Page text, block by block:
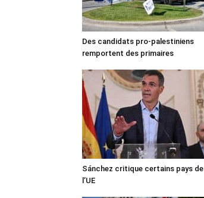
Des candidats pro-palestiniens
remportent des primaires
Sánchez critique certains pays de
l’UE